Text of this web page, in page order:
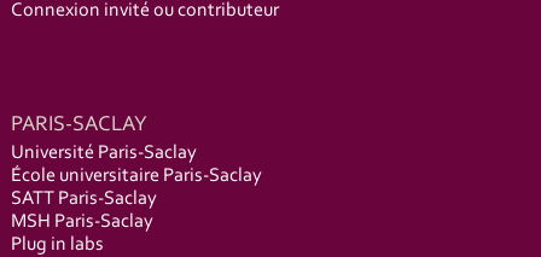
Connexion invité ou contributeur
PARIS-SACLAY
Université Paris-Saclay
École universitaire Paris-Saclay
SATT Paris-Saclay
MSH Paris-Saclay
Plug in labs